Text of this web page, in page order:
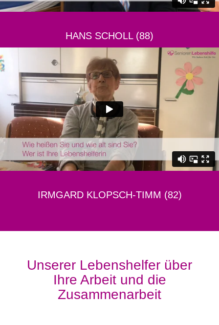
HANS SCHOLL (88)
IRMGARD KLOPSCH-TIMM (82)
Unserer Lebenshelfer über
Ihre Arbeit und die
Zusammenarbeit